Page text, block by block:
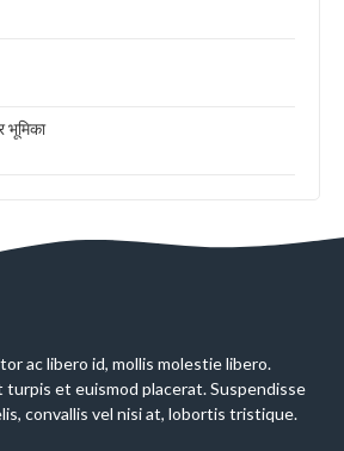
भूमिका
ac libero id, mollis molestie libero.
turpis et euismod placerat. Suspendisse
convallis vel nisi at, lobortis tristique.